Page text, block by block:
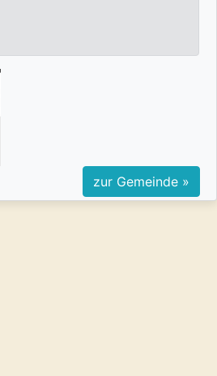
zur Gemeinde »